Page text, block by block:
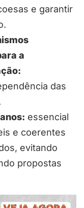
e garantir
a
das
essencial
e coerentes
evitando
propostas
alcançar a nota